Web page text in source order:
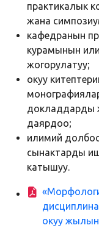
практикалык
жана
кафедранын
курамынын
жогорулатуу;
окуу
докладдарды
даярдоо;
илимий
сынактарды
катышуу.
окуу